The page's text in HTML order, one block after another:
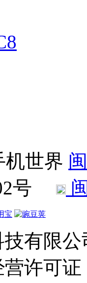
机世界
号
有限公
许可证